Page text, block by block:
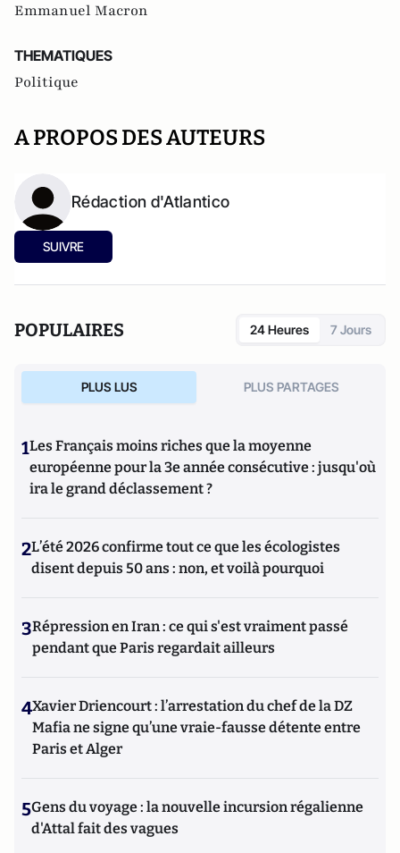
Emmanuel Macron
THEMATIQUES
Politique
A PROPOS DES AUTEURS
Rédaction d'Atlantico
SUIVRE
POPULAIRES 24 Heures 7 Jours
PLUS LUS PLUS PARTAGES
1Les Français moins riches que la moyenne
européenne pour la 3e année consécutive : jusqu'où
ira le grand déclassement ?
2L’été 2026 confirme tout ce que les écologistes
disent depuis 50 ans : non, et voilà pourquoi
3Répression en Iran : ce qui s'est vraiment passé
pendant que Paris regardait ailleurs
4Xavier Driencourt : l’arrestation du chef de la DZ
Mafia ne signe qu’une vraie-fausse détente entre
Paris et Alger
5Gens du voyage : la nouvelle incursion régalienne
d'Attal fait des vagues